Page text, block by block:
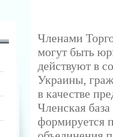
Членами
могут быть
действуют в
Украины,
в качестве
Членская
формируется